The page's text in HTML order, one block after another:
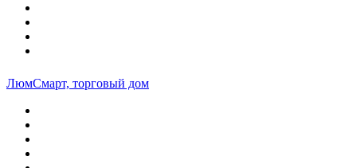
ЛюмСмарт, торговый дом